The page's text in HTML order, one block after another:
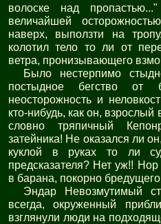
волоске над
величайшей
наверх, выползти на
колотил тело то ли от
ветра, пронизывающего
Было нестерпимо
постыдное бегство от
неосторожность и
кто-нибудь, как он, взрослый
словно тряпичный
затейника! Не оказался ли
куклой в руках то ли
предсказателя? Нет уж!!
в барана, покорно
Эндар Невозмутимый
всегда, окруженный
взглянули люди на